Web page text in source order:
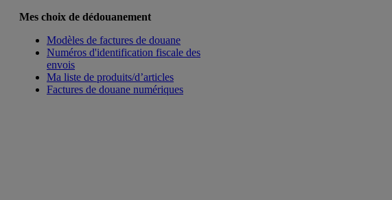
Mes choix de dédouanement
Modèles de factures de douane
Numéros d'identification fiscale des
envois
Ma liste de produits/d’articles
Factures de douane numériques